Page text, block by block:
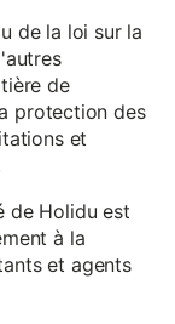
de la loi sur la
de
protection des
et
de Holidu est
à la
et agents